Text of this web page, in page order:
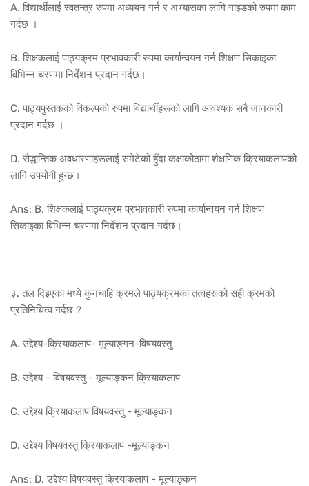
A. विद्यार्थीलाई स्वतन्त्र रुपमा अध्ययन गर्न र अभ्यासका लागि गाइडको रुपमा काम
गर्दछ ।
B. शिक्षकलाई पाठ्यक्रम प्रभावकारी रुपमा कार्यान्वयन गर्न शिक्षण सिकाइका
विभिन्न चरणमा निर्देशन प्रदान गर्दछ।
C. पाठ्यपुस्तकको विकल्पको रुपमा विद्यार्थीहरूको लागि आवश्यक सबै जानकारी
प्रदान गर्दछ ।
D. सैद्धान्तिक अवधारणाहरूलाई समेटेको हुँदा कक्षाकोठामा शैक्षणिक क्रियाकलापको
लागि उपयोगी हुन्छ।
Ans: B. शिक्षकलाई पाठ्यक्रम प्रभावकारी रुपमा कार्यान्वयन गर्न शिक्षण
सिकाइका विभिन्न चरणमा निर्देशन प्रदान गर्दछ।
३. तल दिइएका मध्ये कुनचाहि क्रमले पाठ्यक्रमका तत्वहरूको सही क्रमको
प्रतिनिधित्व गर्दछ ?
A. उद्देश्य-क्रियाकलाप- मूल्याङ्गन-विषयवस्तु
B. उद्देश्य - विषयवस्तु - मूल्याङ्कन क्रियाकलाप
C. उद्देश्य क्रियाकलाप विषयवस्तु - मूल्याङ्कन
D. उद्देश्य विषयवस्तु क्रियाकलाप -मूल्याङ्कन
Ans: D. उद्देश्य विषयवस्तु क्रियाकलाप - मूल्याङ्कन